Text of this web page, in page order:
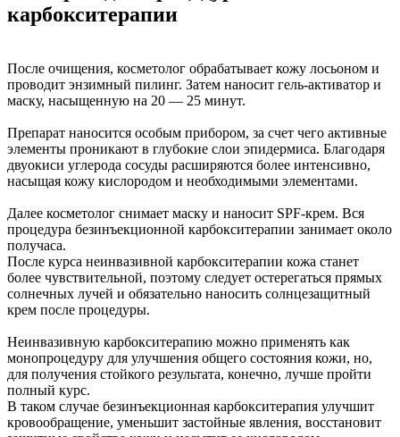
карбокситерапии
После очищения, косметолог обрабатывает кожу лосьоном и
проводит энзимный пилинг. Затем наносит гель-активатор и
маску, насыщенную на 20 — 25 минут.
Препарат наносится особым прибором, за счет чего активные
элементы проникают в глубокие слои эпидермиса. Благодаря
двуокиси углерода сосуды расширяются более интенсивно,
насыщая кожу кислородом и необходимыми элементами.
Далее косметолог снимает маску и наносит SPF-крем. Вся
процедура безинъекционной карбокситерапии занимает около
получаса.
После курса неинвазивной карбокситерапии кожа станет
более чувствительной, поэтому следует остерегаться прямых
солнечных лучей и обязательно наносить солнцезащитный
крем после процедуры.
Неинвазивную карбокситерапию можно применять как
монопроцедуру для улучшения общего состояния кожи, но,
для получения стойкого результата, конечно, лучше пройти
полный курс.
В таком случае безинъекционная карбокситерапия улучшит
кровообращение, уменьшит застойные явления, восстановит